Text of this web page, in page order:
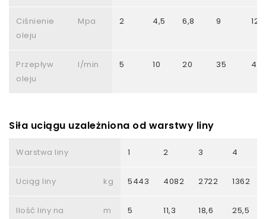
Ciśnienie
oleju
Mpa 2 4,5 6,8 9 12,5
Przepływ
oleju
l/min 5 10 20 35 40
Siła uciągu uzależniona od warstwy liny
Warstwa liny 1 2 3 4
Uciąg liny kg 5443 4082 2722 1362
Ilość liny na
m 5 11,3 18,6 25,5